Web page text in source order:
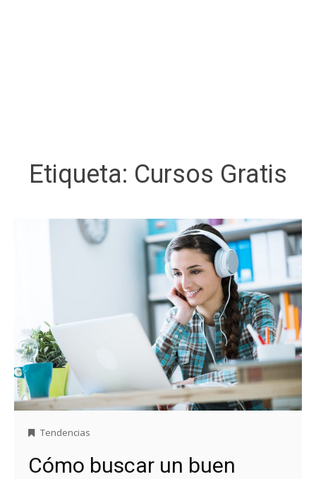
Etiqueta: Cursos Gratis
Tendencias
Cómo buscar un buen